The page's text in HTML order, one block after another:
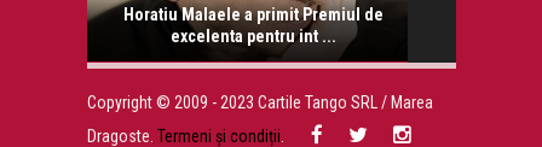
Horatiu Malaele a primit Premiul de
excelenta pentru int ...
Copyright © 2009 - 2023 Cartile Tango SRL / Marea
Dragoste. Termeni și condiții.